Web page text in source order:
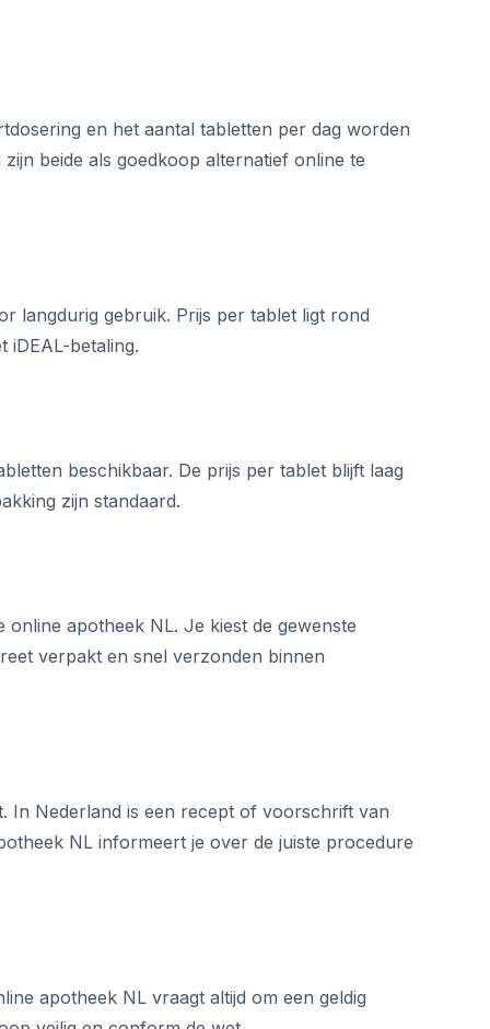
en het aantal tabletten per dag worden
beide als goedkoop alternatief online te
langdurig gebruik. Prijs per tablet ligt rond
iDEAL-betaling.
beschikbaar. De prijs per tablet blijft laag
zijn standaard.
apotheek NL. Je kiest de gewenste
verpakt en snel verzonden binnen
In Nederland is een recept of voorschrift van
NL informeert je over de juiste procedure
apotheek NL vraagt altijd om een geldig